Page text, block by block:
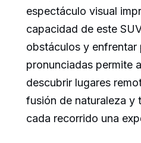
espectáculo visual
capacidad de este
obstáculos y enfrentar
pronunciadas permite
descubrir lugares
fusión de naturaleza y
cada recorrido una